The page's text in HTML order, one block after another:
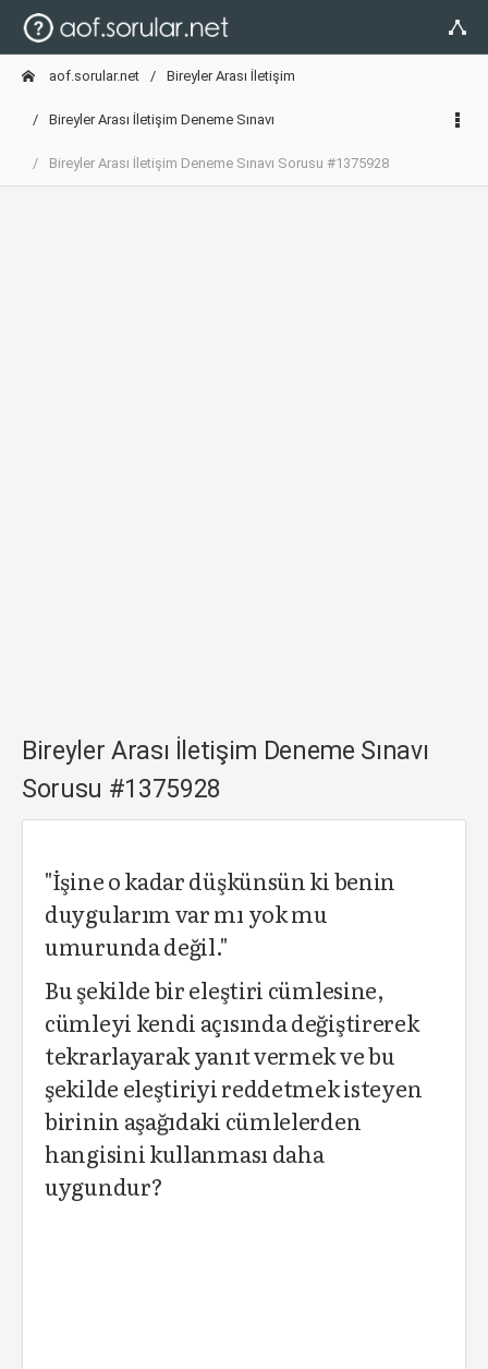
aof.sorular.net Bireyler Arası İletişim
Bireyler Arası İletişim Deneme Sınavı
Bireyler Arası İletişim Deneme Sınavı Sorusu #1375928
Bireyler Arası İletişim Deneme Sınavı
Sorusu #1375928
"İşine o kadar düşkünsün ki benin
duygularım var mı yok mu
umurunda değil."
Bu şekilde bir eleştiri cümlesine,
cümleyi kendi açısında değiştirerek
tekrarlayarak yanıt vermek ve bu
şekilde eleştiriyi reddetmek isteyen
birinin aşağıdaki cümlelerden
hangisini kullanması daha
uygundur?